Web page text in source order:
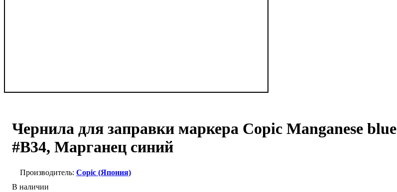
Чернила для заправки маркера Copic Manganese blue
#B34, Марганец синий
Copic (Япония)
В наличии